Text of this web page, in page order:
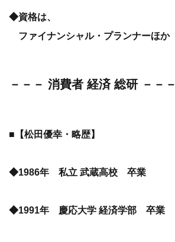
◆資格は、
ファイナンシャル・プランナーほか
－－－ 消費者 経済 総研 －－－
■【松田優幸・略歴】
◆1986年 私立 武蔵高校 卒業
◆1991年 慶応大学 経済学部 卒業